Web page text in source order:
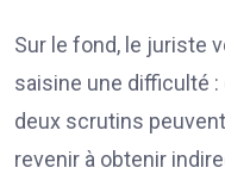
Sur le fond, le juriste
saisine une difficulté
deux scrutins
revenir à obtenir